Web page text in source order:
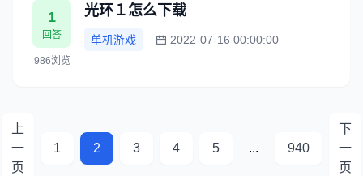
1
回答
986浏览
光环１怎么下载
单机游戏 2022-07-16 00:00:00
上
一
页
1 2 3 4 5 ... 940
下
一
页